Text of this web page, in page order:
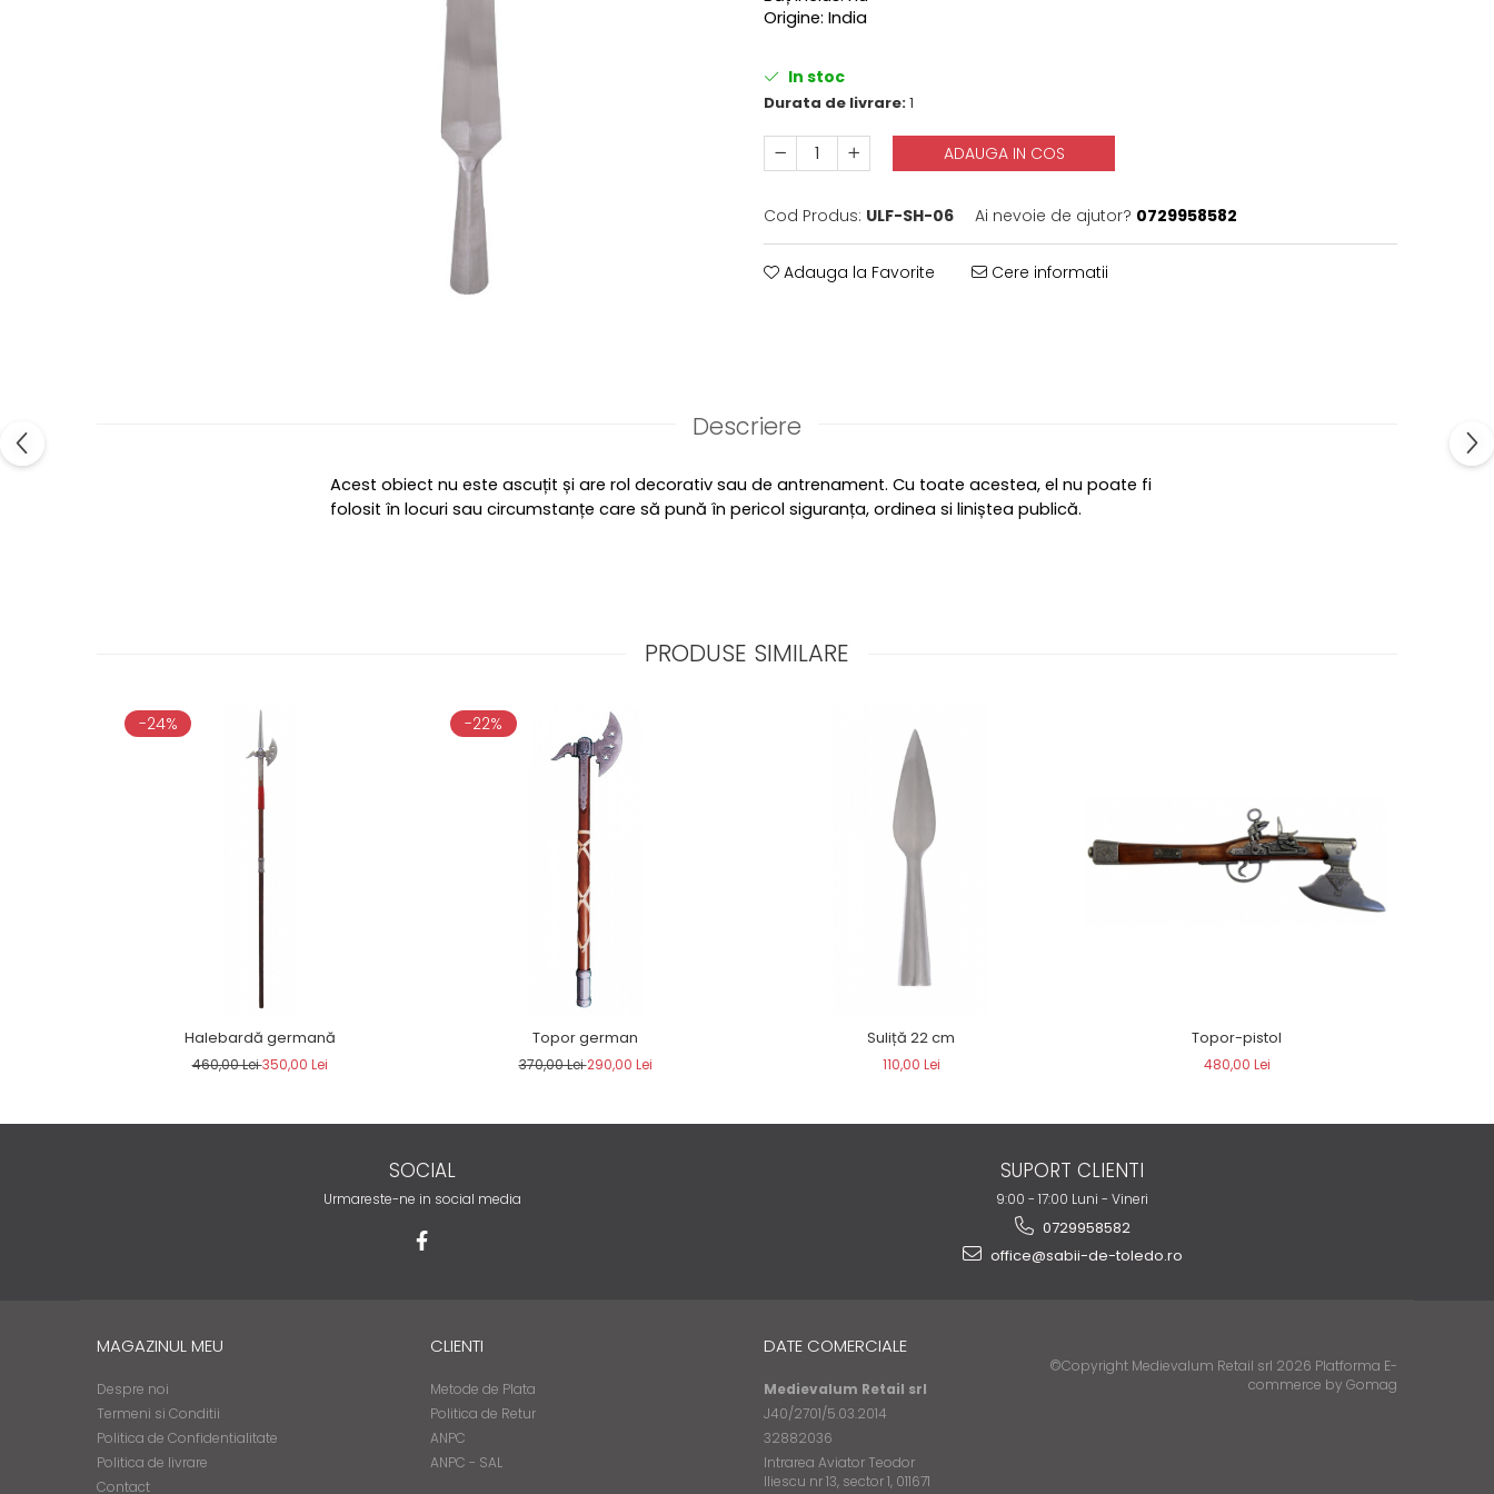
Origine: India
In stoc
Durata de livrare:1
ADAUGA IN COS
Cod Produs: ULF-SH-06 Ai nevoie de ajutor? 0729958582
Adauga la Favorite Cere informatii
Descriere
Acest obiect nu este ascuțit și are rol decorativ sau de antrenament. Cu toate acestea, el nu poate fi
folosit în locuri sau circumstanțe care să pună în pericol siguranța, ordinea si liniștea publică.
PRODUSE SIMILARE
-24%
Halebardă germană
460,00 Lei350,00 Lei
-22%
Topor german
370,00 Lei290,00 Lei
Suliță 22 cm
110,00 Lei
Topor-pistol
480,00 Lei
SOCIAL
Urmareste-ne in social media
SUPORT CLIENTI
9:00 - 17:00 Luni - Vineri
0729958582
office@sabii-de-toledo.ro
MAGAZINUL MEU
Despre noi
Termeni si Conditii
Politica de Confidentialitate
Politica de livrare
Contact
CLIENTI
Metode de Plata
Politica de Retur
ANPC
ANPC - SAL
DATE COMERCIALE
Medievalum Retail srl
J40/2701/5.03.2014
32882036
Intrarea Aviator Teodor
Iliescu nr 13, sector 1, 011671
©Copyright Medievalum Retail srl 2026 Platforma E-
commerce by Gomag